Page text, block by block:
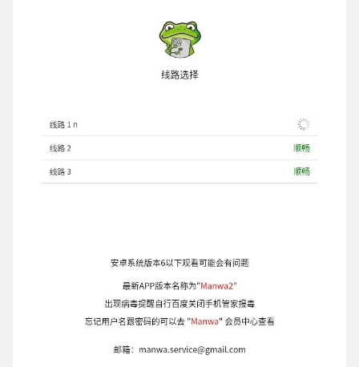
运动健身
导航出行